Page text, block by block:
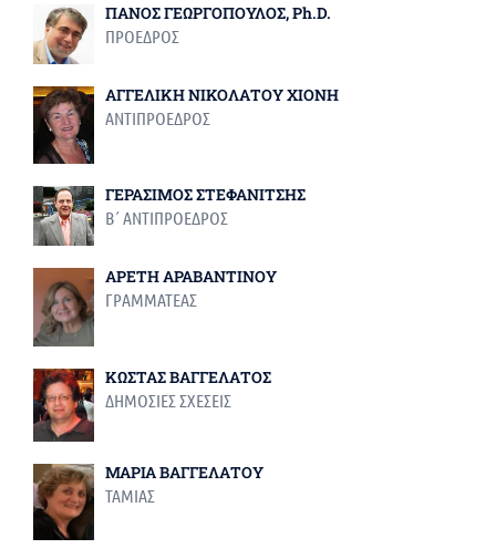
ΠΑΝΟΣ ΓΕΩΡΓΟΠΟΥΛΟΣ, Ph.D.
ΠΡΟΕΔΡΟΣ
ΑΓΓΕΛΙΚΗ ΝΙΚΟΛΑΤΟΥ ΧΙΟΝΗ
ΑΝΤΙΠΡΟΕΔΡΟΣ
ΓΕΡΑΣΙΜΟΣ ΣΤΕΦΑΝΙΤΣΗΣ
Β΄ ΑΝΤΙΠΡΟΕΔΡΟΣ
ΑΡΕΤΗ ΑΡΑΒΑΝΤΙΝΟΥ
ΓΡΑΜΜΑΤΕΑΣ
ΚΩΣΤΑΣ ΒΑΓΓΕΛΑΤΟΣ
ΔΗΜΟΣΙΕΣ ΣΧΕΣΕΙΣ
ΜΑΡΙΑ ΒΑΓΓΕΛΑΤΟΥ
ΤΑΜΙΑΣ